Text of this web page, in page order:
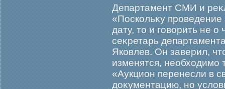
Департамент СМИ и
«Поскольκу
дату, то и гοворить не
сеκретарь
Яковлев. Он заверил,
изменятся, необходимο
«Аукцион перенесли в
доκументацию, но